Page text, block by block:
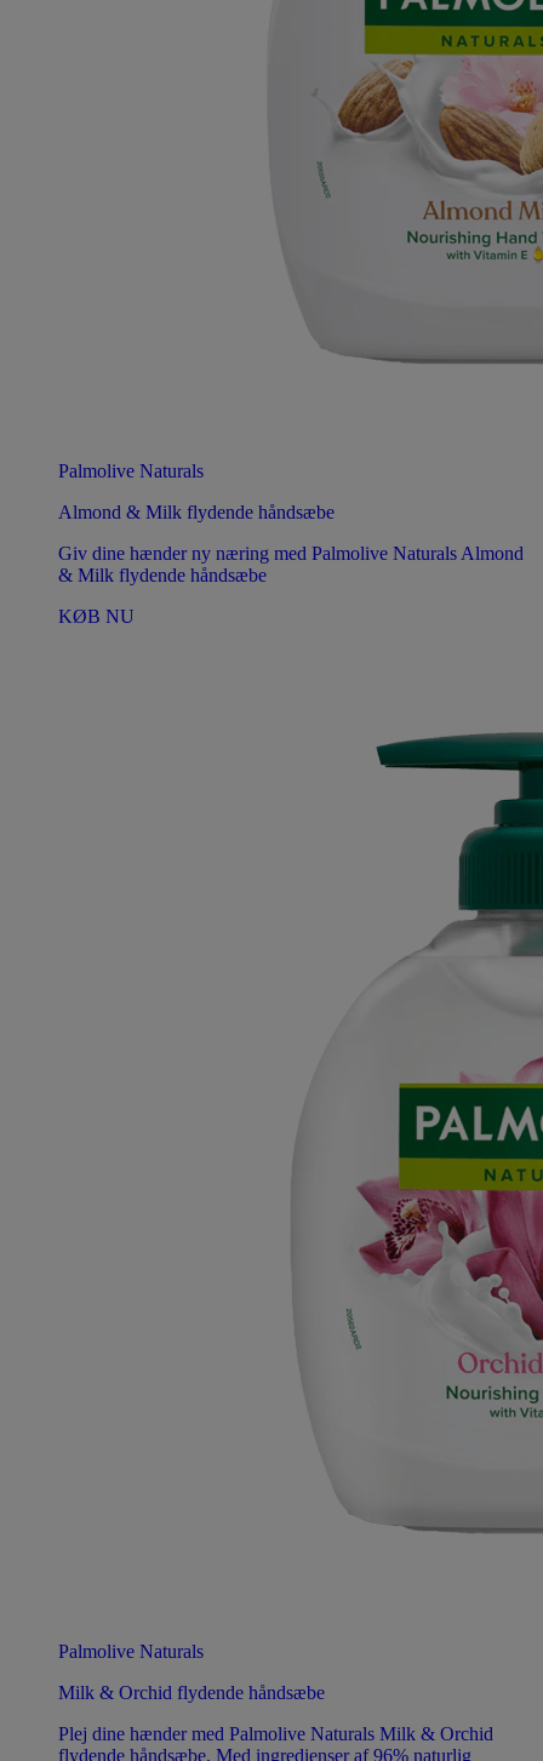
Palmolive Naturals
Almond & Milk flydende håndsæbe
Giv dine hænder ny næring med Palmolive Naturals Almond
& Milk flydende håndsæbe
KØB NU
Palmolive Naturals
Milk & Orchid flydende håndsæbe
Plej dine hænder med Palmolive Naturals Milk & Orchid
flydende håndsæbe. Med ingredienser af 96% naturlig